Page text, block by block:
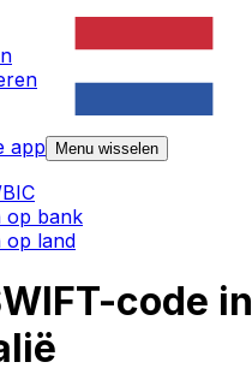
app
Menu wisselen
op bank
op land
code in